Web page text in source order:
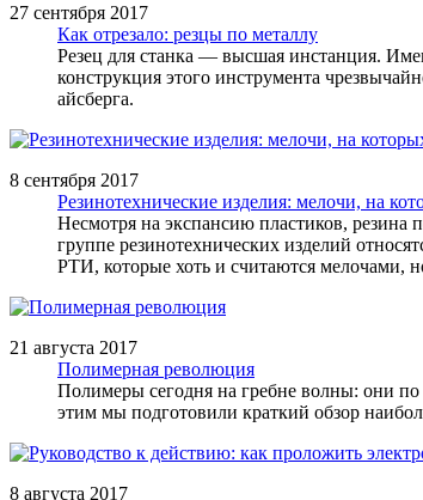
27 сентября 2017
Как отрезало: резцы по металлу
Резец для станка ― высшая инстанция.
конструкция этого инструмента
айсберга.
8 сентября 2017
Резинотехнические изделия: мелочи, на
Несмотря на экспансию пластиков, резина
группе резинотехнических изделий
РТИ, которые хоть и считаются мелочами,
21 августа 2017
Полимерная революция
Полимеры сегодня на гребне волны: они по
этим мы подготовили краткий обзор
8 августа 2017